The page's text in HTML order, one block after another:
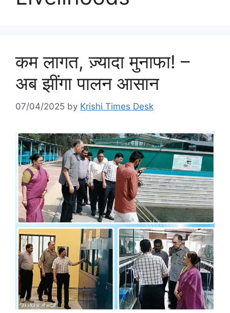
कम लागत, ज़्यादा मुनाफा! –
अब झींगा पालन आसान
07/04/2025 by Krishi Times Desk